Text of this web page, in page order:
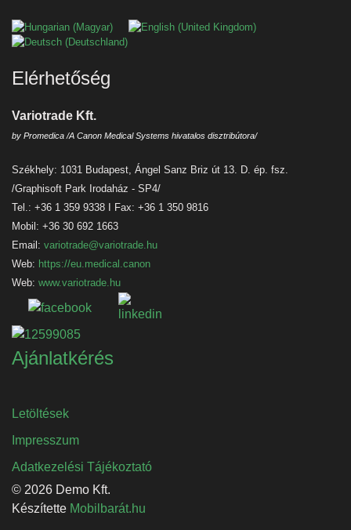
Válasszon nyelvet
Elérhetőség
Variotrade Kft.
by Promedica /A Canon Medical Systems hivatalos disztribútora/
Székhely: 1031 Budapest, Ángel Sanz Briz út 13. D. ép. fsz.
/Graphisoft Park Irodaház - SP4/
Tel.: +36 1 359 9338 I Fax: +36 1 350 9816
Mobil: +36 30 692 1663
Email: variotrade@variotrade.hu
Web: https://eu.medical.canon
Web: www.variotrade.hu
Ajánlatkérés
Letöltések
Impresszum
Adatkezelési Tájékoztató
© 2026 Demo Kft.
Készítette Mobilbarát.hu